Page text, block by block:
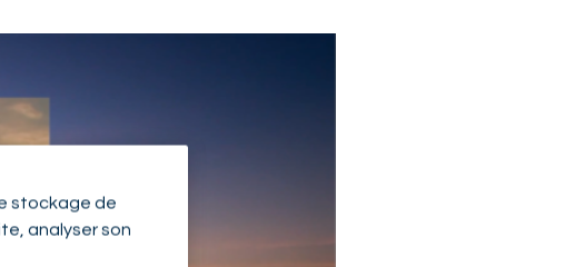
stockage de
analyser son